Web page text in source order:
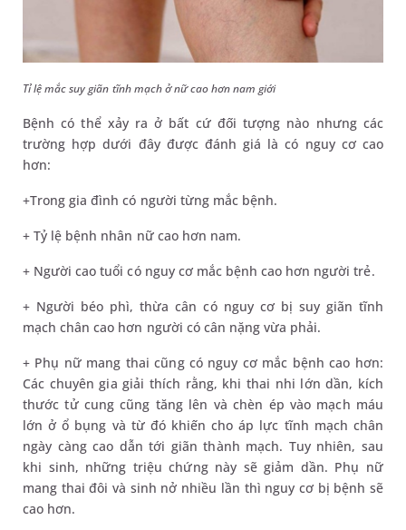
Tỉ lệ mắc suy giãn tĩnh mạch ở nữ cao hơn nam giới
Bệnh có thể xảy ra ở bất cứ đối tượng nào nhưng các
trường hợp dưới đây được đánh giá là có nguy cơ cao
hơn:
+Trong gia đình có người từng mắc bệnh.
+ Tỷ lệ bệnh nhân nữ cao hơn nam.
+ Người cao tuổi có nguy cơ mắc bệnh cao hơn người trẻ.
+ Người béo phì, thừa cân có nguy cơ bị suy giãn tĩnh
mạch chân cao hơn người có cân nặng vừa phải.
+ Phụ nữ mang thai cũng có nguy cơ mắc bệnh cao hơn:
Các chuyên gia giải thích rằng, khi thai nhi lớn dần, kích
thước tử cung cũng tăng lên và chèn ép vào mạch máu
lớn ở ổ bụng và từ đó khiến cho áp lực tĩnh mạch chân
ngày càng cao dẫn tới giãn thành mạch. Tuy nhiên, sau
khi sinh, những triệu chứng này sẽ giảm dần. Phụ nữ
mang thai đôi và sinh nở nhiều lần thì nguy cơ bị bệnh sẽ
cao hơn.